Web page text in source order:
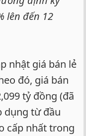
lên đến 12
nhật giá bán lẻ
đó, giá bán
tỷ đồng (đã
dụng từ đầu
cấp nhất trong